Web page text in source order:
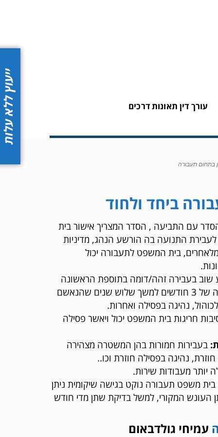
עורך דין תאונות דרכים
בתחום תעבורה
ביחד ולחוד
עם התביעה , הסדר המצריך אישור בית
התנועה בה הורשע הנהג, מדיניות
מלאחרים, בית המשפט לתעבורה יכול
בעבירה זהה/דומה בתוספת הראשונה
והשניה למשך זמן מסויים אזי תופעל אותה פסילה. למשל : פסילה של 3 חודשים למשך שלוש שנים שהנאשם
נהיגה בפסילה ואחרות.
חריגות בית המשפט יכול ויאשר פסילה
בעבירות חמורות בהן המשטרה מצהירה
נהיגה בפסילה חוזרת וכו..
מעבודות שירות.
משפט תעבורה נוקט בגישה שיקומית ניתן
העונש המקורי, למשל בדיקת שתן מדי חודש
עמיחי גולדבאום
ייעוץ ללא עלות